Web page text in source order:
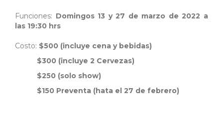
Funciones: Domingos 13 y 27 de marzo de 2022 a
las 19:30 hrs
Costo: $500 (incluye cena y bebidas)
$300 (incluye 2 Cervezas)
$250 (solo show)
$150 Preventa (hata el 27 de febrero)